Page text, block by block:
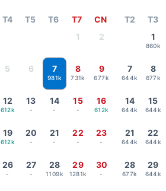
T4 T5 T6 T7
CN
1
2
5 6 7
981k
8
731k
9
677k
12
612k
13
-
14
-
15
-
16
612k
19
612k
20
-
21
-
22
-
23
-
26
-
27
-
28
1109k
29
1281k
30
-
T2 T3
1
860k
7
644k
8
677k
14
644k
15
644k
21
644k
22
644k
28
677k
29
644k